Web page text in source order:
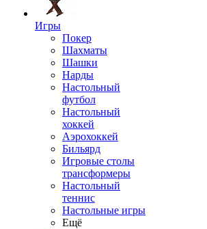
Игры
Покер
Шахматы
Шашки
Нарды
Настольный
футбол
Настольный
хоккей
Аэрохоккей
Бильярд
Игровые столы
трансформеры
Настольный
теннис
Настольные игры
Ещё